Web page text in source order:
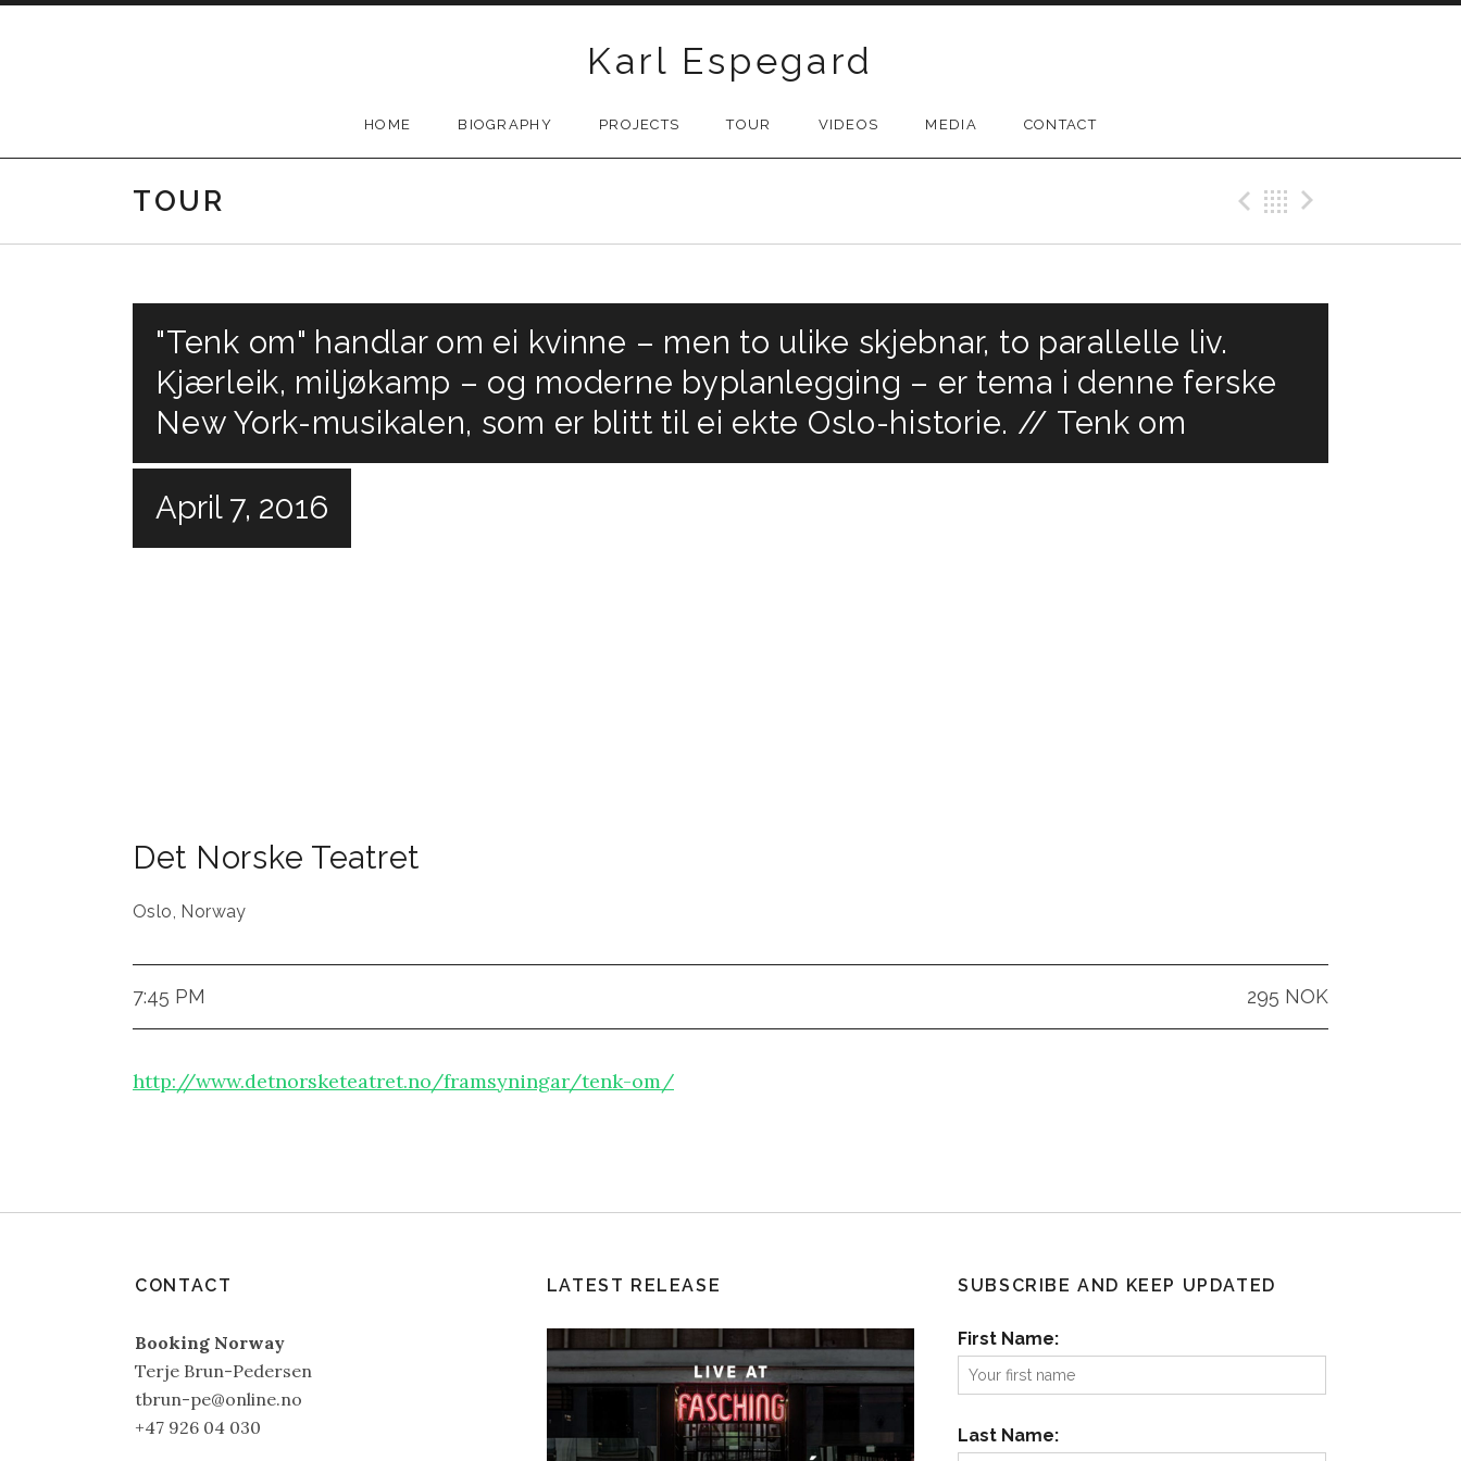
Karl Espegard
HOME BIOGRAPHY PROJECTS TOUR VIDEOS MEDIA CONTACT
TOUR Previous Gig
Back
"Tenk om" handlar om ei kvinne – men to ulike skjebnar, to parallelle liv.
Kjærleik, miljøkamp – og moderne byplanlegging – er tema i denne ferske
New York-musikalen, som er blitt til ei ekte Oslo-historie. // Tenk om
April 7, 2016
Det Norske Teatret
Oslo, Norway
7:45 PM 295 NOK
http://www.detnorsketeatret.no/framsyningar/tenk-om/
CONTACT
Booking Norway
Terje Brun-Pedersen
tbrun-pe@online.no
+47 926 04 030
LATEST RELEASE SUBSCRIBE AND KEEP UPDATED
First Name:
Last Name: